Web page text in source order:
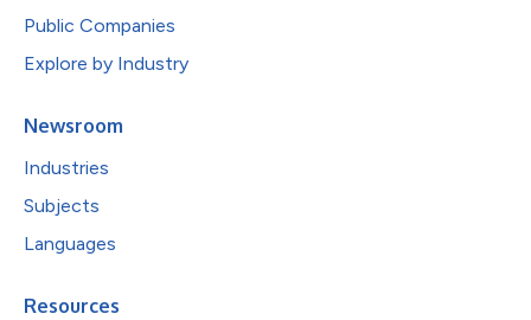
Public Companies
Explore by Industry
Newsroom
Industries
Subjects
Languages
Resources